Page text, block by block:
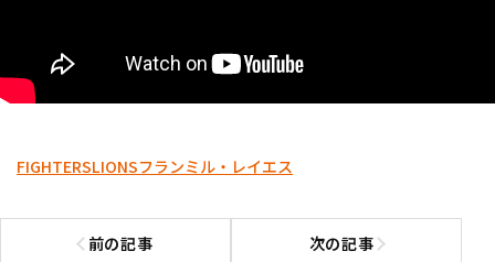
FIGHTERSLIONSフランミル・レイエス
前の記事
前の記事へ 次の記事次の記事へ